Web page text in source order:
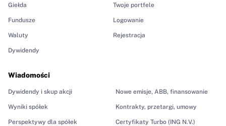
Giełda
Fundusze
Waluty
Dywidendy
Wiadomości
Dywidendy i skup akcji
Wyniki spółek
Perspektywy dla spółek
Nowe emisje, ABB, finansowanie
Kontrakty, przetargi, umowy
Certyfikaty Turbo (ING N.V.)
Twoje portfele
Logowanie
Rejestracja